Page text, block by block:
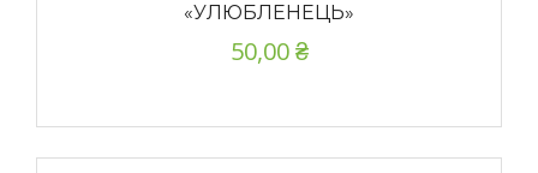
«УЛЮБЛЕНЕЦЬ»
50,00₴